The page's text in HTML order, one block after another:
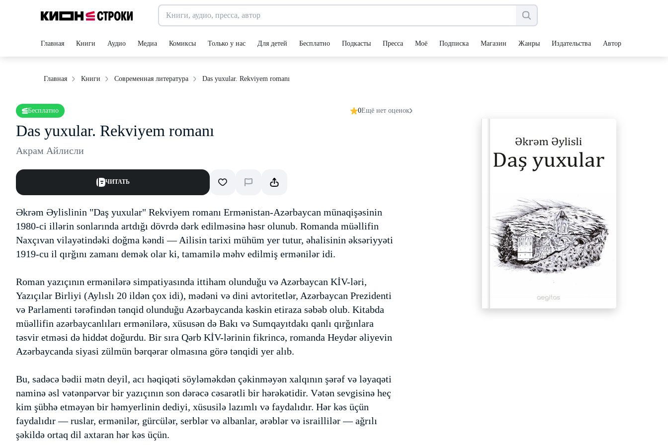
Главная Книги Аудио Медиа Комиксы Только у нас Для детей Бесплатно Подкасты Пресса Моё Подписка Магазин Жанры Издательства Авторы
Главная Книги Современная литература Das yuxular. Rekviyem romanı
Бесплатно 0Ещё нет оценок
Das yuxular. Rekviyem romanı
Акрам Айлисли
ЧИТАТЬ
Əkrəm Əylislinin "Daş yuxular" Rekviyem romanı Ermənistan-Azərbaycan münaqişəsinin
1980-ci illərin sonlarında artdığı dövrdə dərk edilməsinə həsr olunub. Romanda müəllifin
Naxçıvan vilayətindəki doğma kəndi — Ailisin tarixi mühüm yer tutur, əhalisinin əksəriyyəti
1919-cu il qırğını zamanı demək olar ki, tamamilə məhv edilmiş ermənilər idi.
Roman yazıçının ermənilərə simpatiyasında ittiham olunduğu və Azərbaycan KİV-ləri,
Yazıçılar Birliyi (Aylıslı 20 ildən çox idi), mədəni və dini avtoritetlər, Azərbaycan Prezidenti
və Parlamenti tərəfindən tənqid olunduğu Azərbaycanda kəskin etiraza səbəb olub. Kitabda
müəllifin azərbaycanlıları ermənilərə, xüsusən də Bakı və Sumqayıtdakı qanlı qırğınlara
təsvir etməsi də hiddət doğurdu. Bir sıra Qərb KİV-lərinin fikrincə, romanda Heydər əliyevin
Azərbaycanda siyasi zülmün bərqərar olmasına görə tənqidi yer alıb.
Bu, sadəcə bədii mətn deyil, acı həqiqəti söyləməkdən çəkinməyən xalqının şərəf və ləyaqəti
naminə əsl vətənpərvər bir yazıçının son dərəcə cəsarətli bir hərəkətidir. Vətən sevgisinə heç
kim şübhə etməyən bir həmyerlinin dediyi, xüsusilə lazımlı və faydalıdır. Hər kəs üçün
faydalıdır — ruslar, ermənilər, gürcülər, serblər və albanlar, ərəblər və israillilər — ağrılı
şəkildə ortaq dil axtaran hər kəs üçün.